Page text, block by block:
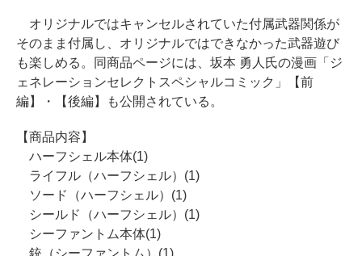
オリジナルではキャンセルされていた付属武器関係が
そのまま付属し、オリジナルではできなかった武器遊び
も楽しめる。同商品ページには、坂本 勇人氏の漫画「ジ
ェネレーションセレクトスペシャルコミック」【前
編】・【後編】も公開されている。
【商品内容】
ハーフシェル本体(1)
ライフル（ハーフシェル）(1)
ソード（ハーフシェル）(1)
シールド（ハーフシェル）(1)
シーファントム本体(1)
銃（シーファントム）(1)